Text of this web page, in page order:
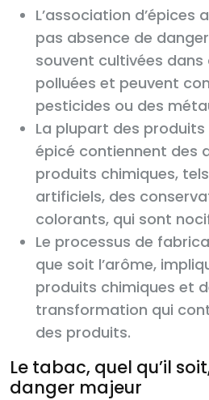
L’association d’épices
pas absence de
souvent cultivées dans
polluées et peuvent
pesticides ou des
La plupart des
épicé contiennent des
produits chimiques,
artificiels, des
colorants, qui sont
Le processus de
que soit l’arôme,
produits chimiques et
transformation qui
des produits.
Le tabac, quel qu’il
danger majeur